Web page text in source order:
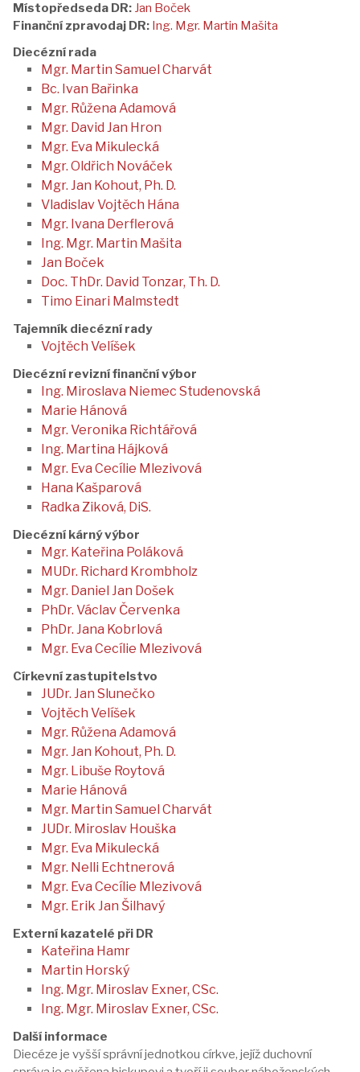
Místopředseda DR: Jan Boček
Finanční zpravodaj DR: Ing. Mgr. Martin Mašita
Diecézní rada
Mgr. Martin Samuel Charvát
Bc. Ivan Bařinka
Mgr. Růžena Adamová
Mgr. David Jan Hron
Mgr. Eva Mikulecká
Mgr. Oldřich Nováček
Mgr. Jan Kohout, Ph. D.
Vladislav Vojtěch Hána
Mgr. Ivana Derflerová
Ing. Mgr. Martin Mašita
Jan Boček
Doc. ThDr. David Tonzar, Th. D.
Timo Einari Malmstedt
Tajemník diecézní rady
Vojtěch Velíšek
Diecézní revizní finanční výbor
Ing. Miroslava Niemec Studenovská
Marie Hánová
Mgr. Veronika Richtářová
Ing. Martina Hájková
Mgr. Eva Cecílie Mlezivová
Hana Kašparová
Radka Ziková, DiS.
Diecézní kárný výbor
Mgr. Kateřina Poláková
MUDr. Richard Krombholz
Mgr. Daniel Jan Došek
PhDr. Václav Červenka
PhDr. Jana Kobrlová
Mgr. Eva Cecílie Mlezivová
Církevní zastupitelstvo
JUDr. Jan Slunečko
Vojtěch Velíšek
Mgr. Růžena Adamová
Mgr. Jan Kohout, Ph. D.
Mgr. Libuše Roytová
Marie Hánová
Mgr. Martin Samuel Charvát
JUDr. Miroslav Houška
Mgr. Eva Mikulecká
Mgr. Nelli Echtnerová
Mgr. Eva Cecílie Mlezivová
Mgr. Erik Jan Šilhavý
Externí kazatelé při DR
Kateřina Hamr
Martin Horský
Ing. Mgr. Miroslav Exner, CSc.
Ing. Mgr. Miroslav Exner, CSc.
Další informace
Diecéze je vyšší správní jednotkou církve, jejíž duchovní